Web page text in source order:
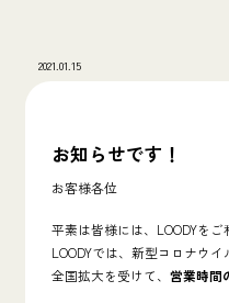
2021.01.15
お知らせです！
お客様各位
平素は皆様には、LOODYを
LOODYでは、新型コロナウ
全国拡大を受けて、 営業時間